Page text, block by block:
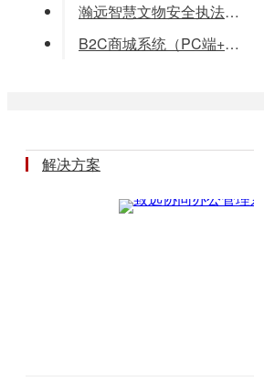
瀚远智慧文物安全执法解决方案
B2C商城系统（PC端+wap端+app）
解决方案